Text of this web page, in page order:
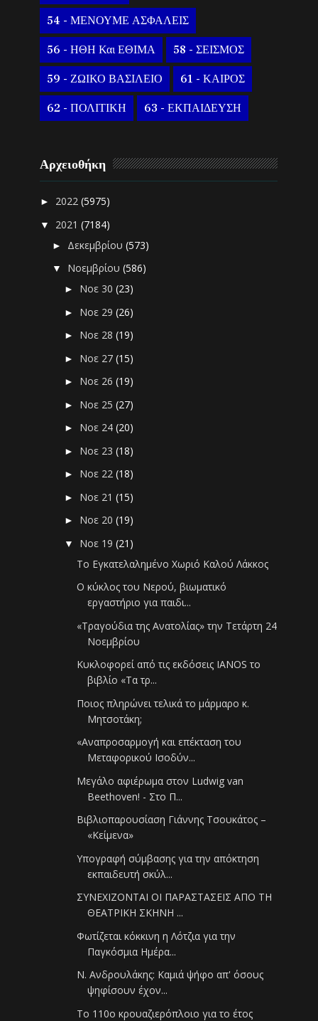
54 - ΜΕΝΟΥΜΕ ΑΣΦΑΛΕΙΣ
56 - ΗΘΗ Και ΕΘΙΜΑ 58 - ΣΕΙΣΜΟΣ
59 - ΖΩΙΚΟ ΒΑΣΙΛΕΙΟ 61 - ΚΑΙΡΟΣ
62 - ΠΟΛΙΤΙΚΗ 63 - ΕΚΠΑΙΔΕΥΣΗ
Αρχειοθήκη
► 2022(5975)
▼ 2021(7184)
► Δεκεμβρίου(573)
▼ Νοεμβρίου(586)
► Νοε 30(23)
► Νοε 29(26)
► Νοε 28(19)
► Νοε 27(15)
► Νοε 26(19)
► Νοε 25(27)
► Νοε 24(20)
► Νοε 23(18)
► Νοε 22(18)
► Νοε 21(15)
► Νοε 20(19)
▼ Νοε 19(21)
Το Εγκατελαλημένο Χωριό Καλού Λάκκος
O κύκλος του Νερού, βιωματικό
εργαστήριο για παιδι...
«Τραγούδια της Ανατολίας» την Τετάρτη 24
Νοεμβρίου
Κυκλοφορεί από τις εκδόσεις IANOS το
βιβλίο «Τα τρ...
Ποιος πληρώνει τελικά το μάρμαρο κ.
Μητσοτάκη;
«Αναπροσαρμογή και επέκταση του
Μεταφορικού Ισοδύν...
Μεγάλο αφιέρωμα στον Ludwig van
Beethoven! - Στο Π...
Βιβλιοπαρουσίαση Γιάννης Τσουκάτος –
«Κείμενα»
Υπογραφή σύμβασης για την απόκτηση
εκπαιδευτή σκύλ...
ΣΥΝΕΧΙΖΟΝΤΑΙ ΟΙ ΠΑΡΑΣΤΑΣΕΙΣ ΑΠΟ ΤΗ
ΘΕΑΤΡΙΚΗ ΣΚΗΝΗ ...
Φωτίζεται κόκκινη η Λότζια για την
Παγκόσμια Ημέρα...
Ν. Ανδρουλάκης: Καμιά ψήφο απ' όσους
ψηφίσουν έχον...
Το 110ο κρουαζιερόπλοιο για το έτος